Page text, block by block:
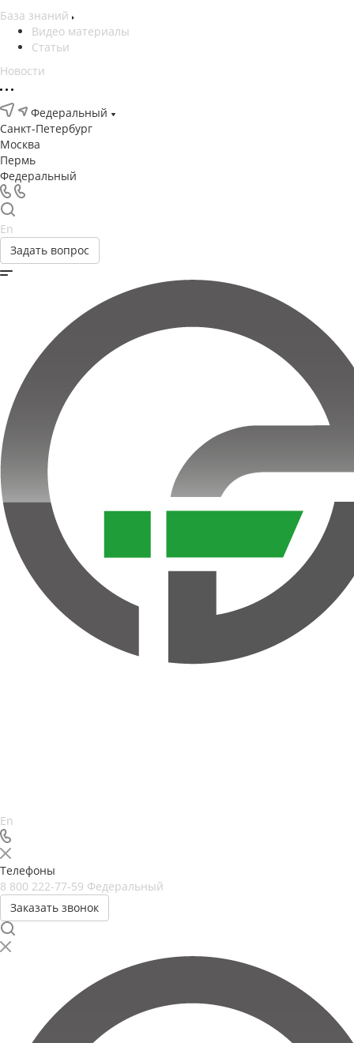
База знаний
Видео материалы
Статьи
Новости
Федеральный
Санкт-Петербург
Москва
Пермь
Федеральный
En
Задать вопрос
En
Телефоны
8 800 222-77-59 Федеральный
Заказать звонок